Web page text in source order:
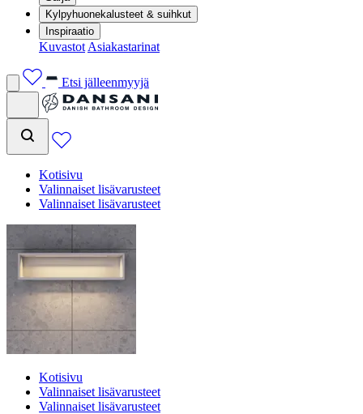
Kylpyhuonekalusteet & suihkut
Inspiraatio
Kuvastot Asiakastarinat
Etsi jälleenmyyjä
Kotisivu
Valinnaiset lisävarusteet
Valinnaiset lisävarusteet
Kotisivu
Valinnaiset lisävarusteet
Valinnaiset lisävarusteet